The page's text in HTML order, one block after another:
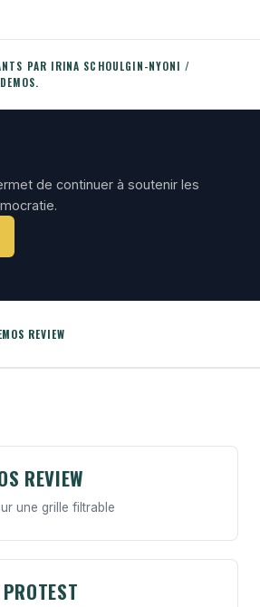
PAR IRINA SCHOULGIN-NYONI /
de continuer à soutenir les
REVIEW
REVIEW
une grille filtrable